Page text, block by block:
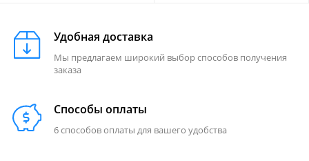
Удобная доставка
Мы предлагаем широкий выбор способов получения
заказа
Способы оплаты
6 способов оплаты для вашего удобства